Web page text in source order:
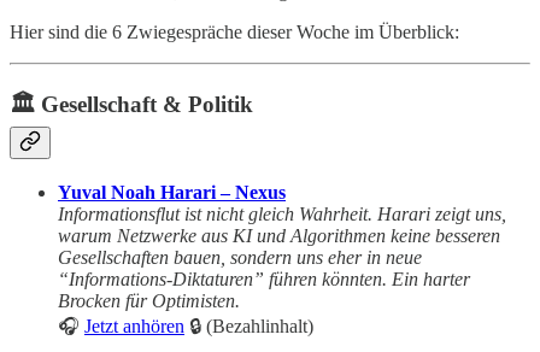
Hier sind die 6 Zwiegespräche dieser Woche im Überblick:
🏛️ Gesellschaft & Politik
Yuval Noah Harari – Nexus
Informationsflut ist nicht gleich Wahrheit. Harari zeigt uns,
warum Netzwerke aus KI und Algorithmen keine besseren
Gesellschaften bauen, sondern uns eher in neue
“Informations-Diktaturen” führen könnten. Ein harter
Brocken für Optimisten.
🎧 Jetzt anhören 🔒 (Bezahlinhalt)